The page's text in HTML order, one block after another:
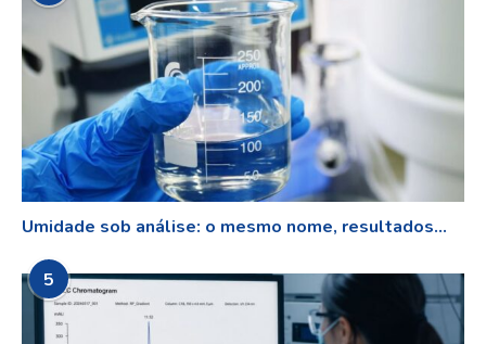
Umidade sob análise: o mesmo nome, resultados...
5